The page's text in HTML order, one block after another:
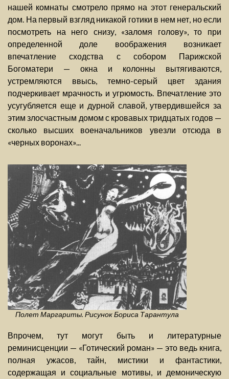
нашей комнаты смотрело прямо на этот генеральский
дом. На первый взгляд никакой готики в нем нет, но если
посмотреть на него снизу, «заломя голову», то при
определенной доле воображения возникает
впечатление сходства с собором Парижской
Богоматери — окна и колонны вытягиваются,
устремляются ввысь, темно-серый цвет здания
подчеркивает мрачность и угрюмость. Впечатление это
усугубляется еще и дурной славой, утвердившейся за
этим злосчастным домом с кровавых тридцатых годов —
сколько высших военачальников увезли отсюда в
«черных воронах»...
Полет Маргариты. Рисунок Бориса Тарантула
Впрочем, тут могут быть и литературные
реминисценции — «Готический роман» — это ведь книга,
полная ужасов, тайн, мистики и фантастики,
содержащая и социальные мотивы, и демоническую